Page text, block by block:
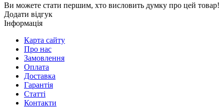
Ви можете стати першим, хто висловить думку про цей товар!
Додати відгук
Інформація
Карта сайту
Про нас
Замовлення
Оплата
Доставка
Гарантія
Статті
Контакти